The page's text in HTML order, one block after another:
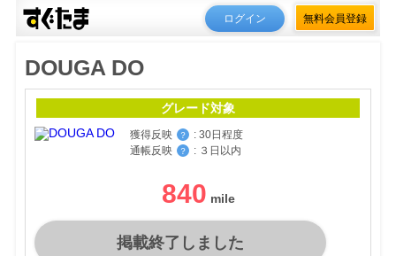
ログイン 無料会員登録
DOUGA DO
グレード対象
獲得反映 ？ : 30日程度
通帳反映
？ : ３日以内
840
掲載終了しました